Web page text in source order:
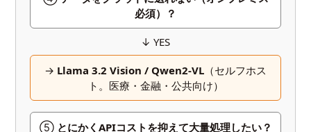
必須）？
↓ YES
→ Llama 3.2 Vision / Qwen2-VL （セルフホス
ト。医療・金融・公共向け）
⑤ とにかくAPIコストを抑えて大量処理したい？